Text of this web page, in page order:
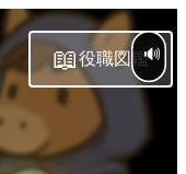
📖役職図鑑🔊